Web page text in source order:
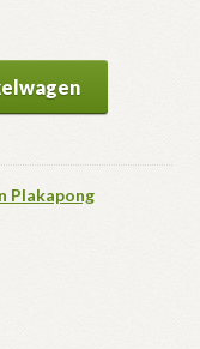
Plakapong